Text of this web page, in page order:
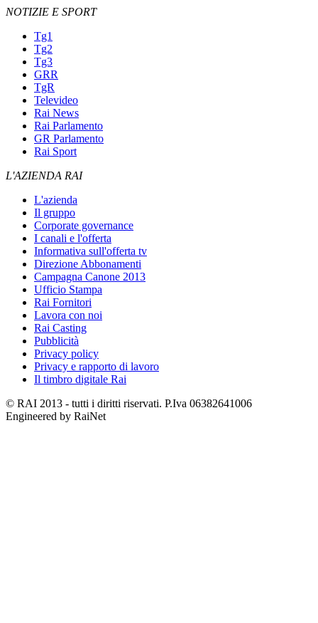
NOTIZIE E SPORT
Tg1
Tg2
Tg3
GRR
TgR
Televideo
Rai News
Rai Parlamento
GR Parlamento
Rai Sport
L'AZIENDA RAI
L'azienda
Il gruppo
Corporate governance
I canali e l'offerta
Informativa sull'offerta tv
Direzione Abbonamenti
Campagna Canone 2013
Ufficio Stampa
Rai Fornitori
Lavora con noi
Rai Casting
Pubblicità
Privacy policy
Privacy e rapporto di lavoro
Il timbro digitale Rai
© RAI 2013 - tutti i diritti riservati. P.Iva 06382641006
Engineered by RaiNet